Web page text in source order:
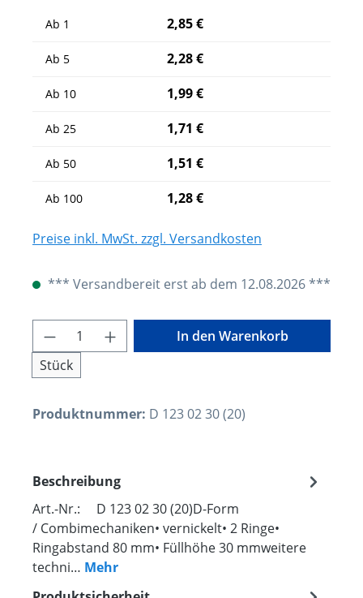
Ab 1 2,85 €
Ab 5 2,28 €
Ab 10 1,99 €
Ab 25 1,71 €
Ab 50 1,51 €
Ab 100 1,28 €
Preise inkl. MwSt. zzgl. Versandkosten
*** Versandbereit erst ab dem 12.08.2026 ***
Produkt Anzahl: Gib den
Stück
In den Warenkorb
Produktnummer: D 123 02 30 (20)
Beschreibung
Art.-Nr.: D 123 02 30 (20)D-Form
/ Combimechaniken• vernickelt• 2 Ringe•
Ringabstand 80 mm• Füllhöhe 30 mmweitere
techni… Mehr